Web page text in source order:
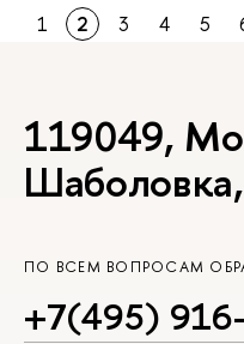
1 2 3 4 5
119049,
ПО ВСЕМ ВОПРОСАМ
+7(495)